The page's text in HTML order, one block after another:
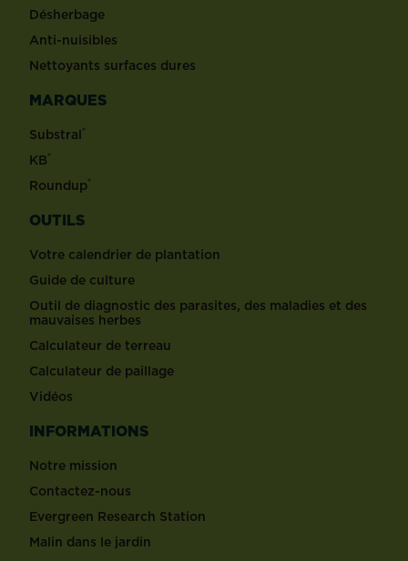
Désherbage
Anti-nuisibles
Nettoyants surfaces dures
MARQUES
Substral®
KB®
Roundup®
OUTILS
Votre calendrier de plantation
Guide de culture
Outil de diagnostic des parasites, des maladies et des
mauvaises herbes
Calculateur de terreau
Calculateur de paillage
Vidéos
INFORMATIONS
Notre mission
Contactez-nous
Evergreen Research Station
Malin dans le jardin